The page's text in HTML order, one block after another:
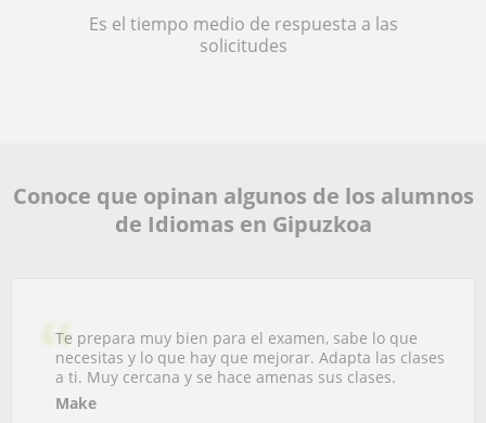
Es el tiempo medio de respuesta a las
solicitudes
Conoce que opinan algunos de los alumnos
de Idiomas en Gipuzkoa
Te prepara muy bien para el examen, sabe lo que
necesitas y lo que hay que mejorar. Adapta las clases
a ti. Muy cercana y se hace amenas sus clases.
Make